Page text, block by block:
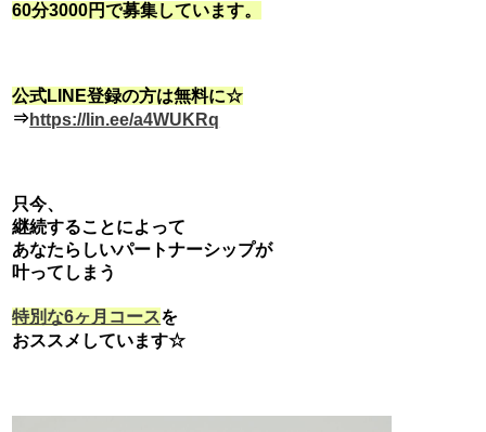
60分3000円で募集しています。
公式LINE登録の方は無料に☆
⇒https://lin.ee/a4WUKRq
只今、
継続することによって
あなたらしいパートナーシップが
叶ってしまう
特別な6ヶ月コースを
おススメしています☆